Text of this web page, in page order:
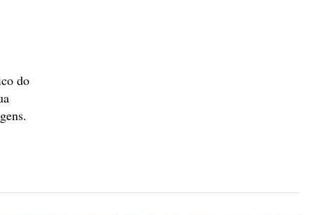
do